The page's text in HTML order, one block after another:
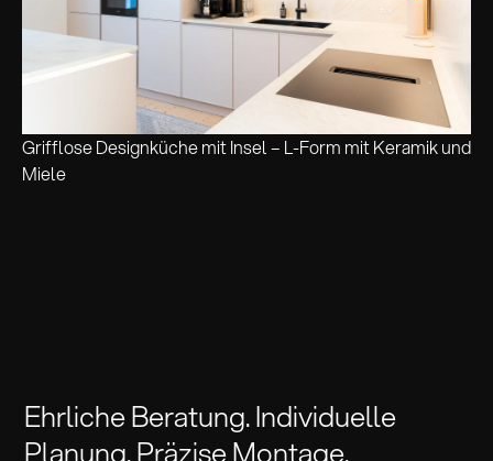
Grifflose Designküche mit Insel – L-Form mit Keramik und
Miele
Ehrliche Beratung. Individuelle
Planung. Präzise Montage.